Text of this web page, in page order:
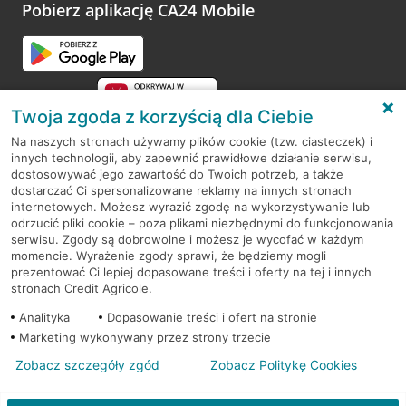
opinie.
Pobierz aplikację CA24 Mobile
RODO
Regulamin serwisu
Mapa serwisu
PolitykaCookies
© 2026 Credit Agricole Bank Polska S.A. Wszelkie prawa zastrzeżone
Twoja zgoda z korzyścią dla Ciebie
Na naszych stronach używamy plików cookie (tzw. ciasteczek) i
innych technologii, aby zapewnić prawidłowe działanie serwisu,
dostosowywać jego zawartość do Twoich potrzeb, a także
dostarczać Ci spersonalizowane reklamy na innych stronach
internetowych. Możesz wyrazić zgodę na wykorzystywanie lub
odrzucić pliki cookie – poza plikami niezbędnymi do funkcjonowania
serwisu. Zgody są dobrowolne i możesz je wycofać w każdym
momencie. Wyrażenie zgody sprawi, że będziemy mogli
prezentować Ci lepiej dopasowane treści i oferty na tej i innych
stronach Credit Agricole.
Analityka
Dopasowanie treści i ofert na stronie
Marketing wykonywany przez strony trzecie
Zobacz szczegóły zgód Zobacz Politykę Cookies